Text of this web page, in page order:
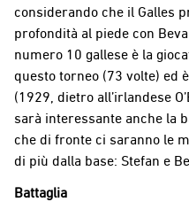
considerando che il Galles
profondità al piede con
numero 10 gallese è la
questo torneo (73 volte) ed
(1929, dietro all’irlandese
sarà interessante anche la
che di fronte ci saranno le
di più dalla base: Stefan e
Battaglia